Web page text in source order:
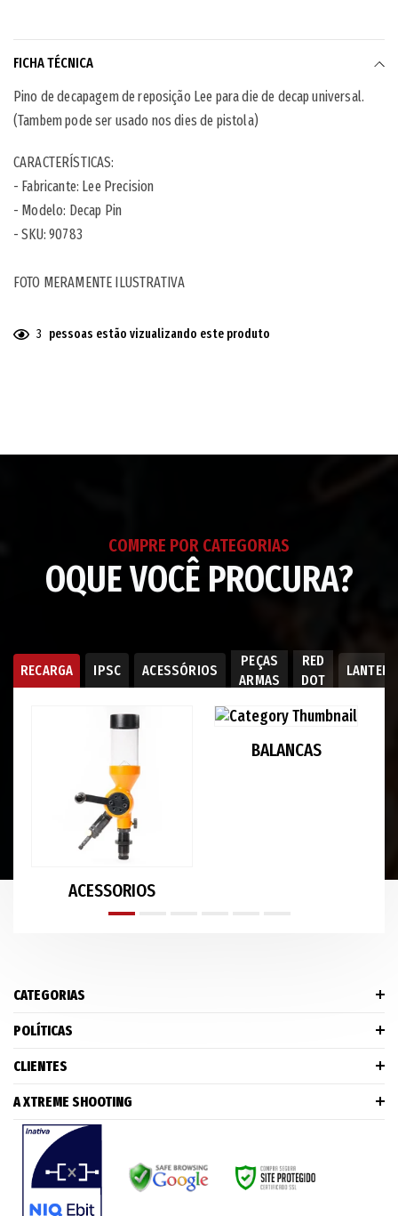
FICHA TÉCNICA
Pino de decapagem de reposição Lee para die de decap universal.
(Tambem pode ser usado nos dies de pistola)
CARACTERÍSTICAS:
- Fabricante: Lee Precision
- Modelo: Decap Pin
- SKU: 90783
FOTO MERAMENTE ILUSTRATIVA
3 pessoas estão vizualizando este produto
carrinho
COMPRE POR CATEGORIAS
OQUE VOCÊ PROCURA?
RECARGA IPSC ACESSÓRIOS
PEÇAS
ARMAS
RED
DOT
ACESSORIOS
BALANCAS
CATEGORIAS
POLÍTICAS
CLIENTES
A XTREME SHOOTING